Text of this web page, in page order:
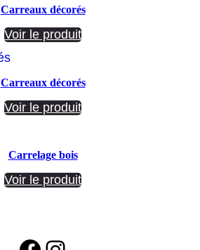
Carreaux décorés
Voir le produit
Carreaux décorés
Voir le produit
Carrelage bois
Voir le produit